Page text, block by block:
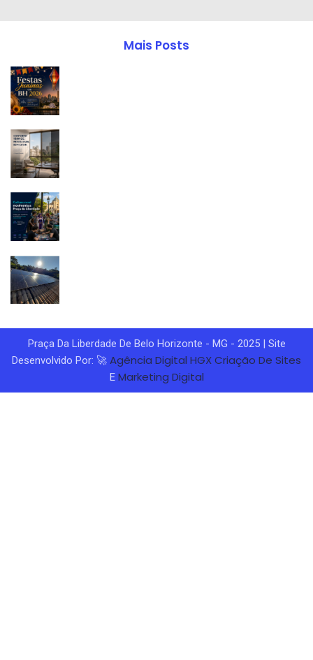
Mais Posts
Praça Da Liberdade De Belo Horizonte - MG - 2025 | Site
Desenvolvido Por: 🚀 Agência Digital HGXCriação De Sites
E Marketing Digital